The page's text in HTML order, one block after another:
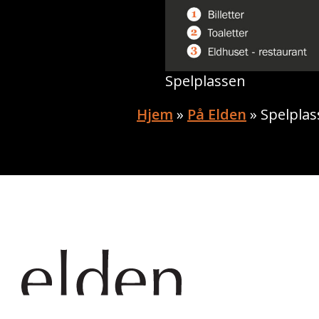
Spelplassen
Hjem » På Elden »